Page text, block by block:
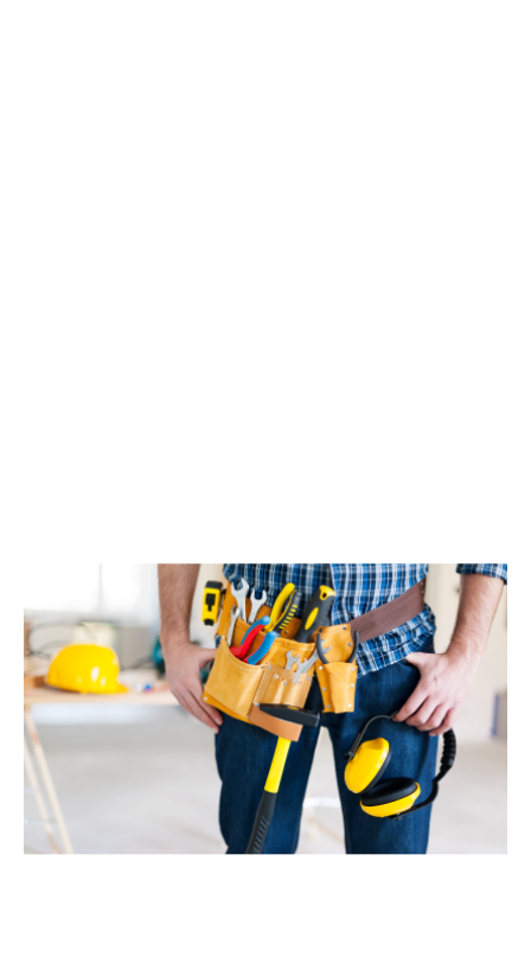
Bricoleur Multi services
Petits et gros travaux de
rénovation
Service Multi services